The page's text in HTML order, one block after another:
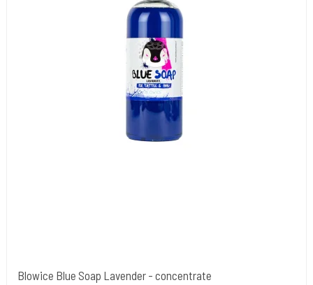
Blowice Blue Soap Lavender - concentrate